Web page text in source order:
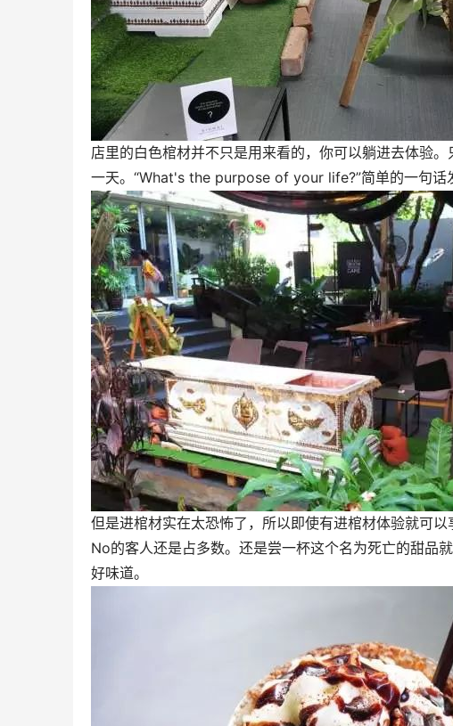
店里的白色棺材并不只是用来看的，你可以躺进去体验
一天。“What's the purpose of your life?”简单的一句话
但是进棺材实在太恐怖了，所以即使有进棺材体验就可
No的客人还是占多数。还是尝一杯这个名为死亡的甜品
好味道。